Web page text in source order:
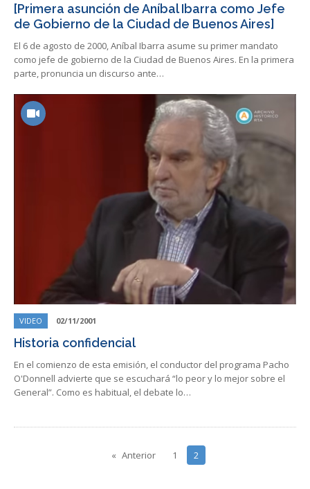
[Primera asunción de Aníbal Ibarra como Jefe
de Gobierno de la Ciudad de Buenos Aires]
El 6 de agosto de 2000, Aníbal Ibarra asume su primer mandato
como jefe de gobierno de la Ciudad de Buenos Aires. En la primera
parte, pronuncia un discurso ante…
VIDEO 02/11/2001
Historia confidencial
En el comienzo de esta emisión, el conductor del programa Pacho
O'Donnell advierte que se escuchará “lo peor y lo mejor sobre el
General”. Como es habitual, el debate lo…
Anterior 1 2